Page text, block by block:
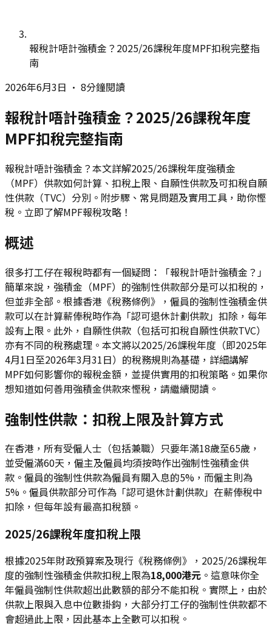
報稅計唔計強積金？2025/26課稅年度MPF扣稅完整指
南
2026年6月3日 • 8分鐘閱讀
報稅計唔計強積金？2025/26課稅年度
MPF扣稅完整指南
報稅計唔計強積金？本文詳解2025/26課稅年度強積金
（MPF）供款如何計算、扣稅上限、自願性供款及可扣稅自願
性供款（TVC）分別。附步驟、常見問題及實用工具，助你慳
稅。立即了解MPF報稅攻略！
概述
很多打工仔在報稅時都有一個疑問：「報稅計唔計強積金？」
簡單來說，強積金（MPF）的強制性供款部分是可以扣稅的，
但並非全部。根據香港《稅務條例》，僱員的強制性強積金供
款可以在計算薪俸稅時作為「認可退休計劃供款」扣除，每年
設有上限。此外，自願性供款（包括可扣稅自願性供款TVC）
亦有不同的稅務處理。本文將以2025/26課稅年度（即2025年
4月1日至2026年3月31日）的稅務規則為基礎，詳細講解
MPF如何影響你的報稅金額，並提供實用的扣稅策略。如果你
想知道如何善用強積金供款來慳稅，請繼續閱讀。
強制性供款：扣稅上限及計算方式
在香港，所有受僱人士（包括兼職）只要年滿18歲至65歲，
並受僱滿60天，僱主及僱員均須按時作出強制性強積金供
款。僱員的強制性供款為僱員有關入息的5%，而僱主則為
5%。僱員供款部分可作為「認可退休計劃供款」在薪俸稅中
扣除，但每年設有最高扣稅額。
2025/26課稅年度扣稅上限
根據2025年財政預算案及現行《稅務條例》，2025/26課稅年
度的強制性強積金供款扣稅上限為18,000港元 。這意味你全
年僱員強制性供款超出此數額的部分不能扣稅。實際上，由於
供款上限與入息中位數掛鈎，大部分打工仔的強制性供款都不
會超過此上限，因此基本上全數可以扣稅。